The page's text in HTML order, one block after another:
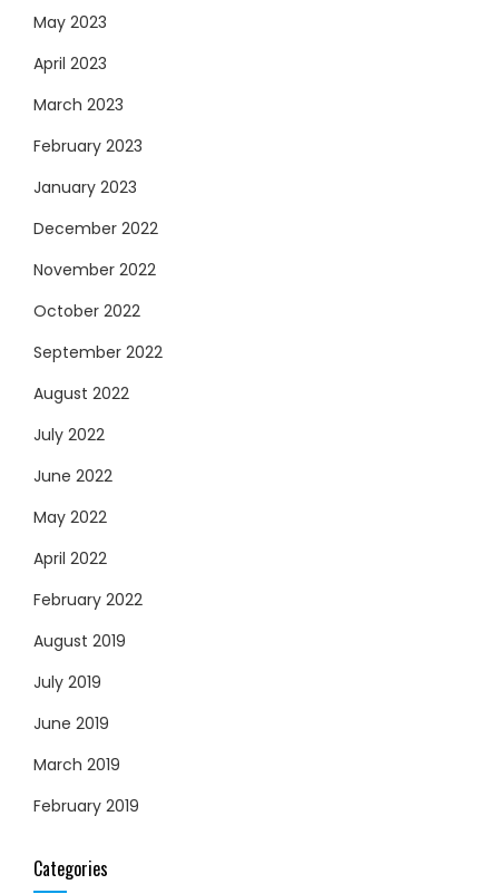
May 2023
April 2023
March 2023
February 2023
January 2023
December 2022
November 2022
October 2022
September 2022
August 2022
July 2022
June 2022
May 2022
April 2022
February 2022
August 2019
July 2019
June 2019
March 2019
February 2019
Categories